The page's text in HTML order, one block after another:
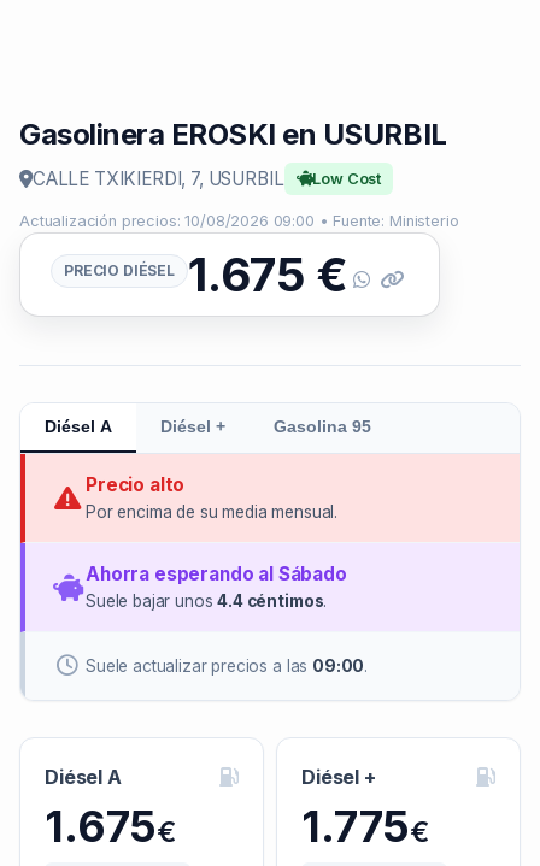
Gasolinera EROSKI en USURBIL
CALLE TXIKIERDI, 7, USURBIL Low Cost
Actualización precios: 10/08/2026 09:00 • Fuente: Ministerio
PRECIO DIÉSEL 1.675 €
Diésel A Diésel + Gasolina 95
Precio alto
Por encima de su media mensual.
Ahorra esperando al Sábado
Suele bajar unos4.4 céntimos.
Suele actualizar precios a las 09:00.
Diésel A
1.675€
Diésel +
1.775€